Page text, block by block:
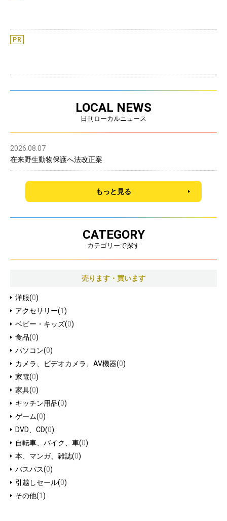
LOCAL NEWS
日刊ローカルニュース
2026.08.07
在来野生動物保護へ法改正案
もっと見る
CATEGORY
カテゴリーで探す
売ります・買います
洋服(0)
アクセサリー(1 )
ベビー・キッズ(0)
食品(0)
パソコン(0)
カメラ、ビデオカメラ、AV機器(0)
家電(0)
家具(0)
キッチン用品(0)
ゲーム(0)
DVD、CD(0)
自転車、バイク、車(0)
本、マンガ、雑誌(0)
バスパス(0)
引越しセール(0)
その他(1 )